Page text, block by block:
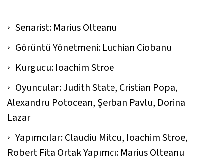
Senarist: Marius Olteanu
Görüntü Yönetmeni: Luchian Ciobanu
Kurgucu: Ioachim Stroe
Oyuncular: Judith State, Cristian Popa,
Alexandru Potocean, Șerban Pavlu, Dorina
Lazar
Yapımcılar: Claudiu Mitcu, Ioachim Stroe,
Robert Fita Ortak Yapımcı: Marius Olteanu